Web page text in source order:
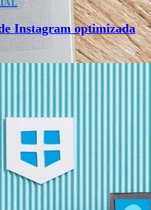
Instagram optimizada